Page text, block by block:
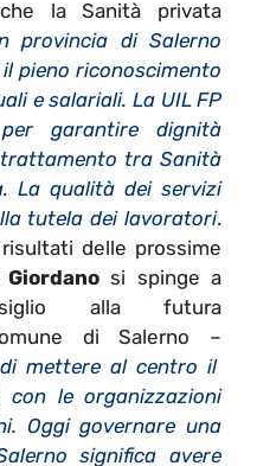
la Sanità privata
provincia di Salerno
pieno riconoscimento
e salariali. La UIL FP
garantire dignità
tra Sanità
La qualità dei servizi
tutela dei lavoratori.
delle prossime
si spinge a
allafutura
di Salerno –
mettere al centro il
le organizzazioni
Oggi governare una
significa avere